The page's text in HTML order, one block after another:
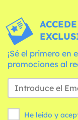
¡Sé el primero en
promociones al
He leído y